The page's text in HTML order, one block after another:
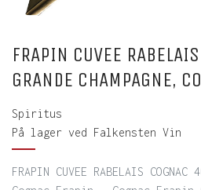
FRAPIN CUVEE
GRANDE CHAMPAGNE,
Spiritus
På lager ved Falkensten Vin
FRAPIN CUVEE RABELAIS COGNAC